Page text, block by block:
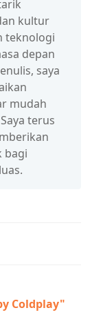
kultur
teknologi
depan
saya
mudah
terus
bagi
Coldplay"